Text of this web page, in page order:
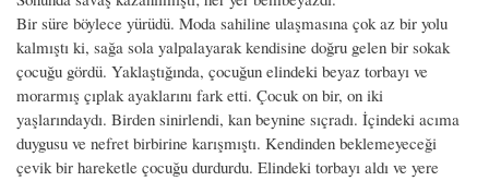
Bir süre böylece yürüdü. Moda sahiline ulaşmasına çok az bir yolu
kalmıştı ki, sağa sola yalpalayarak kendisine doğru gelen bir sokak
çocuğu gördü. Yaklaştığında, çocuğun elindeki beyaz torbayı ve
morarmış çıplak ayaklarını fark etti. Çocuk on bir, on iki
yaşlarındaydı. Birden sinirlendi, kan beynine sıçradı. İçindeki acıma
duygusu ve nefret birbirine karışmıştı. Kendinden beklemeyeceği
çevik bir hareketle çocuğu durdurdu. Elindeki torbayı aldı ve yere